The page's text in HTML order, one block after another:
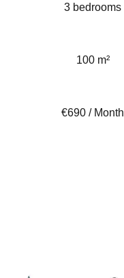
3 bedrooms
100 m²
€690 / Month